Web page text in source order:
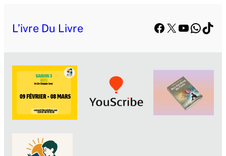
L’ivre Du Livre Facebook
X YouTube